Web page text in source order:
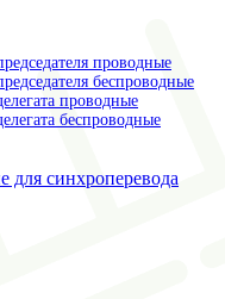
проводные
беспроводные
проводные
беспроводные
для синхроперевода